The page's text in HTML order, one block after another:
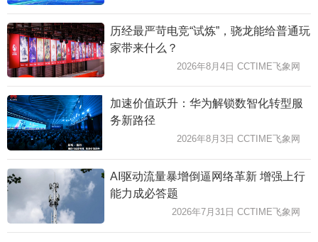
历经最严苛电竞“试炼”，骁龙能给普通玩
家带来什么？
2026年8月4日 CCTIME飞象网
加速价值跃升：华为解锁数智化转型服
务新路径
2026年8月3日 CCTIME飞象网
AI驱动流量暴增倒逼网络革新 增强上行
能力成必答题
2026年7月31日 CCTIME飞象网